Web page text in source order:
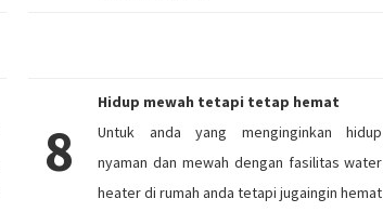
8
Hidup mewah tetapi tetap hemat
Untuk anda yang menginginkan hidup
nyaman dan mewah dengan fasilitas water
heater di rumah anda tetapi jugaingin hemat